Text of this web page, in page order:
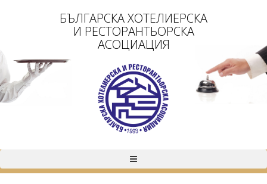
БЪЛГАРСКА ХОТЕЛИЕРСКА
И РЕСТОРАНТЬОРСКА
АСОЦИАЦИЯ